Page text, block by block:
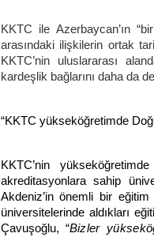
KKTC ile Azerbaycan’ın
arasındaki ilişkilerin ortak
KKTC’nin uluslararası
kardeşlik bağlarını daha da
“KKTC yükseköğretimde
KKTC’nin
akreditasyonlara sahip
Akdeniz’in önemli bir
üniversitelerinde aldıkları
Çavuşoğlu, “Bizler